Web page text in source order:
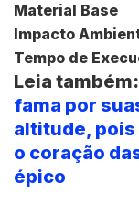
Material Base
Impacto
Tempo de
Leia também:
fama por
altitude, pois
o coração
épico